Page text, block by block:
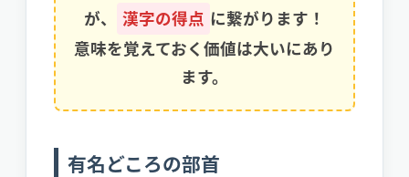
が、
漢字の得点 に繋がります！
意味を覚えておく価値は大いにあり
ます。
有名どころの部首